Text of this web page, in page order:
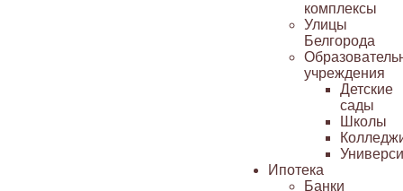
комплексы
Улицы
Белгорода
учреждения
Детские
сады
Школы
Ипотека
Банки